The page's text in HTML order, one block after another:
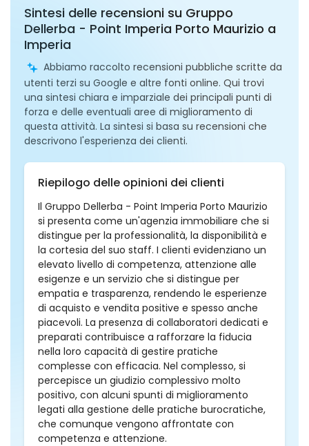
Sintesi delle recensioni su Gruppo
Dellerba - Point Imperia Porto Maurizio a
Imperia
Abbiamo raccolto recensioni pubbliche scritte da
utenti terzi su Google e altre fonti online. Qui trovi
una sintesi chiara e imparziale dei principali punti di
forza e delle eventuali aree di miglioramento di
questa attività. La sintesi si basa su recensioni che
descrivono l'esperienza dei clienti.
Riepilogo delle opinioni dei clienti
Il Gruppo Dellerba - Point Imperia Porto Maurizio
si presenta come un'agenzia immobiliare che si
distingue per la professionalità, la disponibilità e
la cortesia del suo staff. I clienti evidenziano un
elevato livello di competenza, attenzione alle
esigenze e un servizio che si distingue per
empatia e trasparenza, rendendo le esperienze
di acquisto e vendita positive e spesso anche
piacevoli. La presenza di collaboratori dedicati e
preparati contribuisce a rafforzare la fiducia
nella loro capacità di gestire pratiche
complesse con efficacia. Nel complesso, si
percepisce un giudizio complessivo molto
positivo, con alcuni spunti di miglioramento
legati alla gestione delle pratiche burocratiche,
che comunque vengono affrontate con
competenza e attenzione.